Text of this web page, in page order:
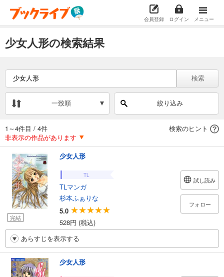
会員登録 ログイン メニュー
少女人形の検索結果
検索
一致順 絞り込み
1～4件目 / 4件
検索のヒント
非表示の作品があります
完結
少女人形
TL
TLマンガ
杉本ふぁりな
5.0
528円 (税込)
試し読み
フォロー
あらすじを表示する
少女人形